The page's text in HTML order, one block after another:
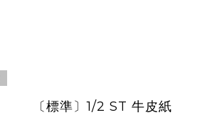
〔標準〕1/2 ST 牛皮紙